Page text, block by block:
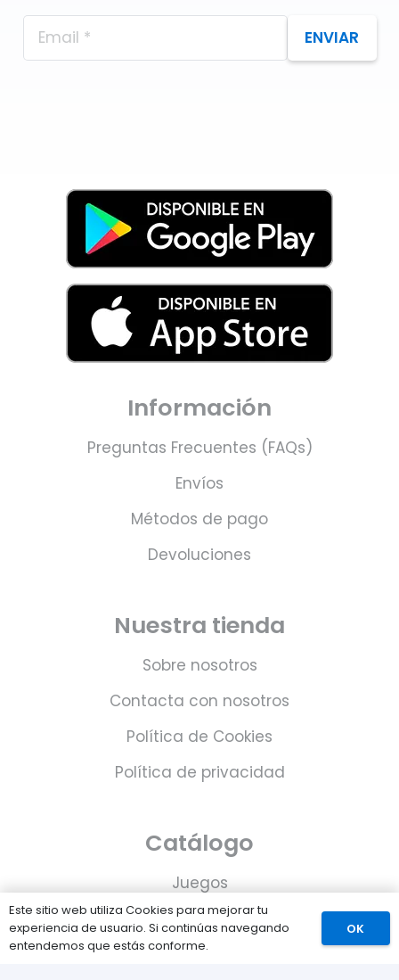
ENVIAR
Información
Preguntas Frecuentes (FAQs)
Envíos
Métodos de pago
Devoluciones
Nuestra tienda
Sobre nosotros
Contacta con nosotros
Política de Cookies
Política de privacidad
Catálogo
Juegos
Consolas
Accesorios para tu PS5
Este sitio web utiliza Cookies para mejorar tu
experiencia de usuario. Si continúas navegando
entendemos que estás conforme.
OK